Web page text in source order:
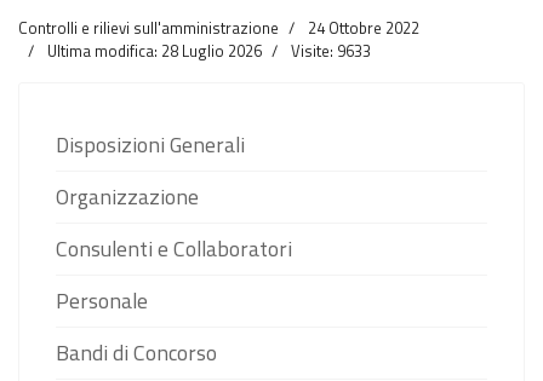
Controlli e rilievi sull'amministrazione
24 Ottobre 2022
Ultima modifica: 28 Luglio 2026
Visite: 9633
Disposizioni Generali
Organizzazione
Consulenti e Collaboratori
Personale
Bandi di Concorso